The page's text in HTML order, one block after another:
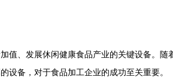
值、发展休闲健康食品产业的关键设备。
设备，对于食品加工企业的成功至关重要。